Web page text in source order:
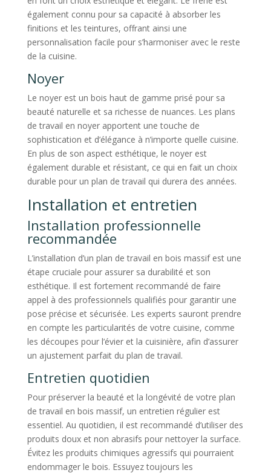
également connu pour sa capacité à absorber les
finitions et les teintures, offrant ainsi une
personnalisation facile pour s’harmoniser avec le reste
de la cuisine.
Noyer
Le noyer est un bois haut de gamme prisé pour sa
beauté naturelle et sa richesse de nuances. Les plans
de travail en noyer apportent une touche de
sophistication et d’élégance à n’importe quelle cuisine.
En plus de son aspect esthétique, le noyer est
également durable et résistant, ce qui en fait un choix
durable pour un plan de travail qui durera des années.
Installation et entretien
Installation professionnelle
recommandée
L’installation d’un plan de travail en bois massif est une
étape cruciale pour assurer sa durabilité et son
esthétique. Il est fortement recommandé de faire
appel à des professionnels qualifiés pour garantir une
pose précise et sécurisée. Les experts sauront prendre
en compte les particularités de votre cuisine, comme
les découpes pour l’évier et la cuisinière, afin d’assurer
un ajustement parfait du plan de travail.
Entretien quotidien
Pour préserver la beauté et la longévité de votre plan
de travail en bois massif, un entretien régulier est
essentiel. Au quotidien, il est recommandé d’utiliser des
produits doux et non abrasifs pour nettoyer la surface.
Évitez les produits chimiques agressifs qui pourraient
endommager le bois. Essuyez toujours les